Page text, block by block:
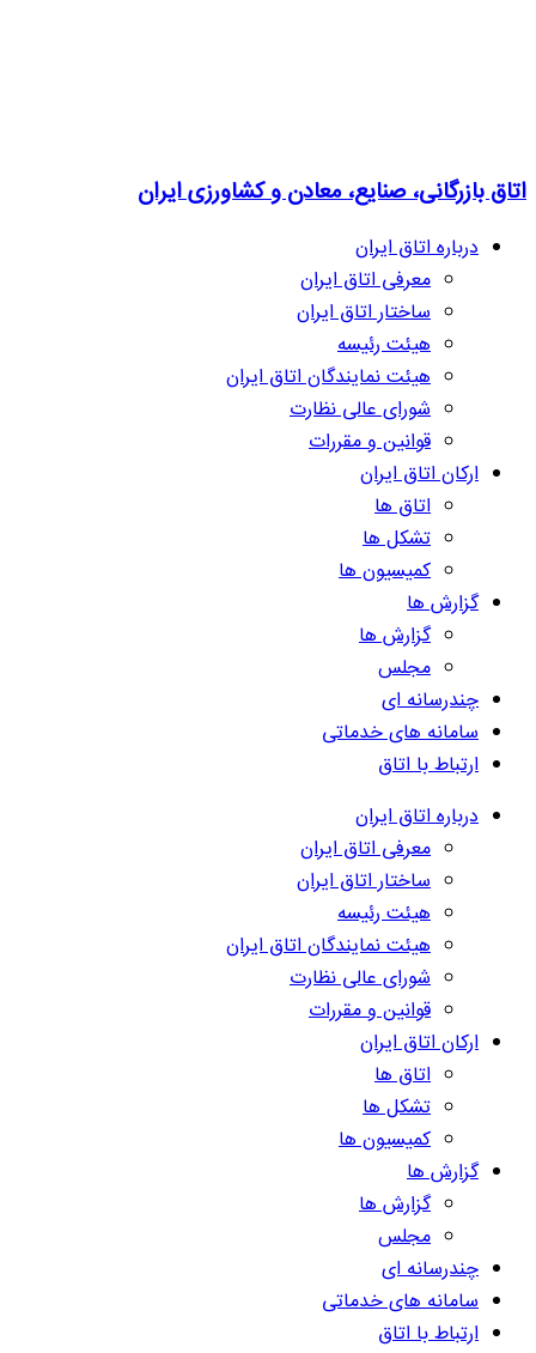
اتاق بازرگانی، صنایع، معادن و کشاورزی ایران
درباره اتاق ایران
معرفی اتاق ایران
ساختار اتاق ایران
هیئت رئیسه
هیئت نمایندگان اتاق ایران
شورای عالی نظارت
قوانین و مقررات
ارکان اتاق ایران
اتاق ها
تشکل ها
کمیسیون ها
گزارش ها
گزارش ها
مجلس
چندرسانه ای
سامانه های خدماتی
ارتباط با اتاق
درباره اتاق ایران
معرفی اتاق ایران
ساختار اتاق ایران
هیئت رئیسه
هیئت نمایندگان اتاق ایران
شورای عالی نظارت
قوانین و مقررات
ارکان اتاق ایران
اتاق ها
تشکل ها
کمیسیون ها
گزارش ها
گزارش ها
مجلس
چندرسانه ای
سامانه های خدماتی
ارتباط با اتاق